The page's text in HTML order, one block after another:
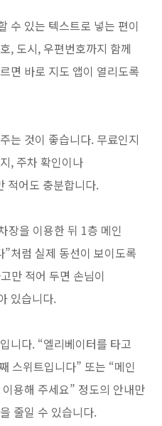
수 있는 텍스트로 넣는 편이
, 도시, 우편번호까지 함께
면 바로 지도 앱이 열리도록
는 것이 좋습니다. 무료인지
, 주차 확인이나
적어도 충분합니다.
장을 이용한 뒤 1층 메인
처럼 실제 동선이 보이도록
만 적어 두면 손님이
있습니다.
니다. “엘리베이터를 타고
스위트입니다” 또는 “메인
용해 주세요” 정도의 안내만
줄일 수 있습니다.